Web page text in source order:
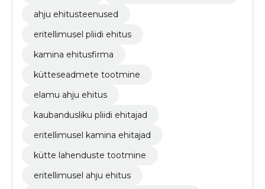
ahju ehitusteenused
eritellimusel pliidi ehitus
kamina ehitusfirma
kütteseadmete tootmine
elamu ahju ehitus
kaubandusliku pliidi ehitajad
eritellimusel kamina ehitajad
kütte lahenduste tootmine
eritellimusel ahju ehitus